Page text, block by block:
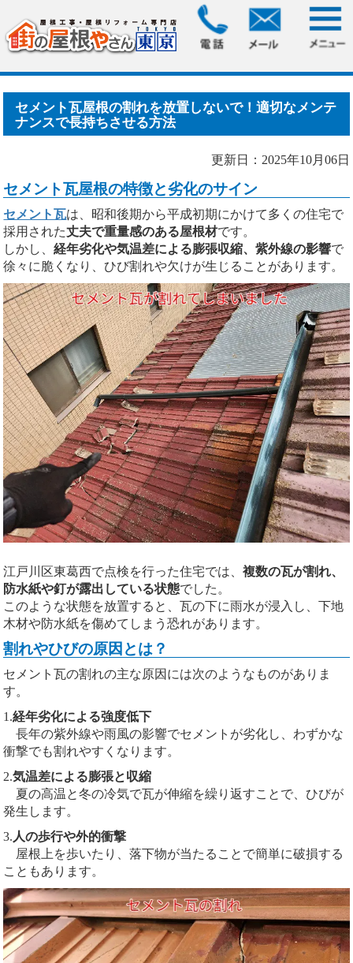
> セメント瓦屋根の割れを放置しないで！適
切なメンテナンスで長持.....
セメント瓦屋根の割れを放置しないで！適切なメンテ
ナンスで長持ちさせる方法
更新日：2025年10月06日
セメント瓦屋根の特徴と劣化のサイン
セメント瓦は、昭和後期から平成初期にかけて多くの住宅で
採用された丈夫で重量感のある屋根材です。
しかし、経年劣化や気温差による膨張収縮、紫外線の影響で
徐々に脆くなり、ひび割れや欠けが生じることがあります。
江戸川区東葛西で点検を行った住宅では、複数の瓦が割れ、
防水紙や釘が露出している状態でした。
このような状態を放置すると、瓦の下に雨水が浸入し、下地
木材や防水紙を傷めてしまう恐れがあります。
割れやひびの原因とは？
セメント瓦の割れの主な原因には次のようなものがありま
す。
1.経年劣化による強度低下
長年の紫外線や雨風の影響でセメントが劣化し、わずかな
衝撃でも割れやすくなります。
2.気温差による膨張と収縮
夏の高温と冬の冷気で瓦が伸縮を繰り返すことで、ひびが
発生します。
3. 人の歩行や外的衝撃
屋根上を歩いたり、落下物が当たることで簡単に破損する
こともあります。